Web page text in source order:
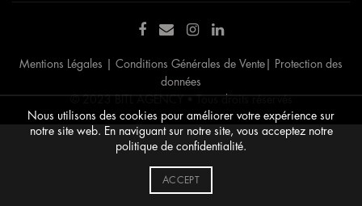
Mentions Légales Conditions Générales de Vente
Protection des
données
© 2023 BITL AGENCY • Tous droits réservés
Nous utilisons des cookies pour améliorer votre expérience sur
notre site web. En naviguant sur notre site, vous acceptez notre
politique de confidentialité.
ACCEPT